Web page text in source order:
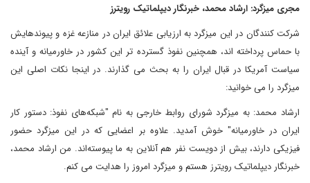
مجری میزگرد: ارشاد محمد، خبرنگار دیپلماتیک رویترز
شرکت کنندگان در این میزگرد به ارزیابی علائق ایران در منازعه غزه و پیوندهایش
با حماس پرداخته اند، همچنین نفوذ گسترده تر این کشور در خاورمیانه و آینده
سیاست آمریکا در قبال ایران را به بحث می گذارند. در اینجا نکات اصلی این
میزگرد را می خوانید:
ارشاد محمد: به میزگرد شورای روابط خارجی به نام "شبکه‌های نفوذ: دستور کار
ایران در خاورمیانه" خوش آمدید. علاوه بر اعضایی که در این میزگرد حضور
فیزیکی دارند، بیش از دویست نفر هم آنلاین به ما پیوسته‌اند. من ارشاد محمد،
خبرنگار دیپلماتیک رویترز هستم و میزگرد امروز را هدایت می کنم.